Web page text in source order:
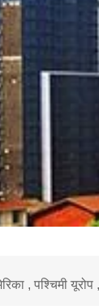
, पश्चिमी यूरोप